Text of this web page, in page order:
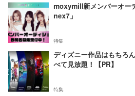
moxymill新メンバーオー
nex7」
特集
ディズニー作品はもちろ
べて見放題！【PR】
特集